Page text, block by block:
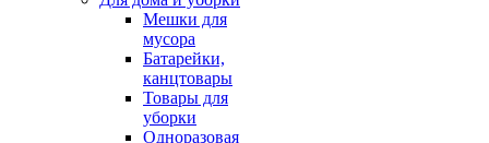
Мешки для
мусора
Батарейки,
канцтовары
Товары для
уборки
Одноразовая